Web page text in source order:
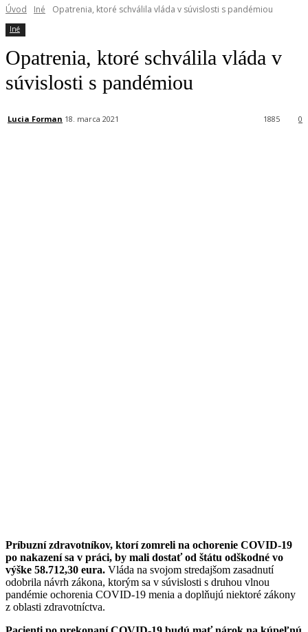
Úvod Iné Opatrenia, ktoré schválila vláda v súvislosti s pandémiou
Iné
Opatrenia, ktoré schválila vláda v
súvislosti s pandémiou
Lucia Forman 18. marca 2021 0
1885
Príbuzní zdravotníkov, ktorí zomreli na ochorenie COVID-19
po nakazení sa v práci, by mali dostať od štátu odškodné vo
výške 58.712,30 eura. Vláda na svojom stredajšom zasadnutí
odobrila návrh zákona, ktorým sa v súvislosti s druhou vlnou
pandémie ochorenia COVID-19 menia a doplňujú niektoré zákony
z oblasti zdravotníctva.